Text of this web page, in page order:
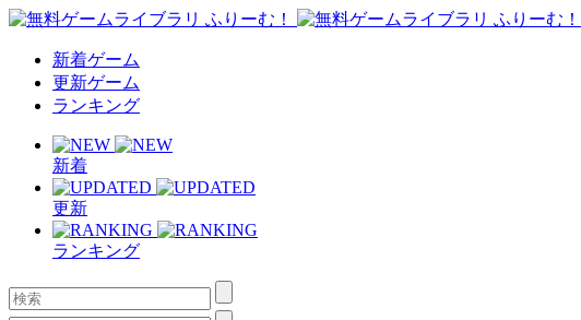
新着ゲーム
更新ゲーム
ランキング
新着
更新
ランキング